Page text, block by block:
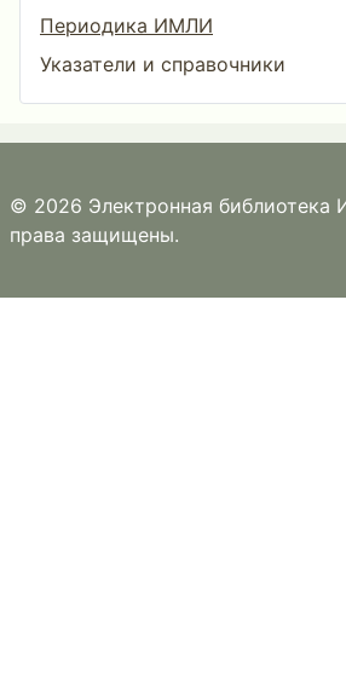
Периодика ИМЛИ
Указатели и справочники
© 2026 Электронная
права защищены.